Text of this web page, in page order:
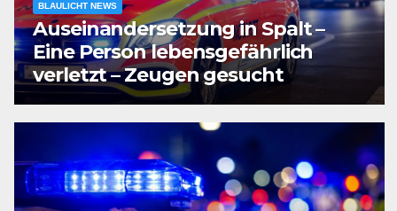
BLAULICHT NEWS
Auseinandersetzung in Spalt –
Eine Person lebensgefährlich
verletzt – Zeugen gesucht